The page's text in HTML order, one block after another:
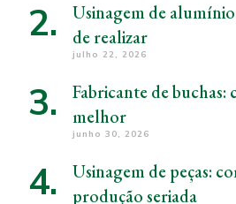
Usinagem de
de realizar
julho 22, 2026
Fabricante de buchas:
melhor
junho 30, 2026
Usinagem de peças:
produção seriada